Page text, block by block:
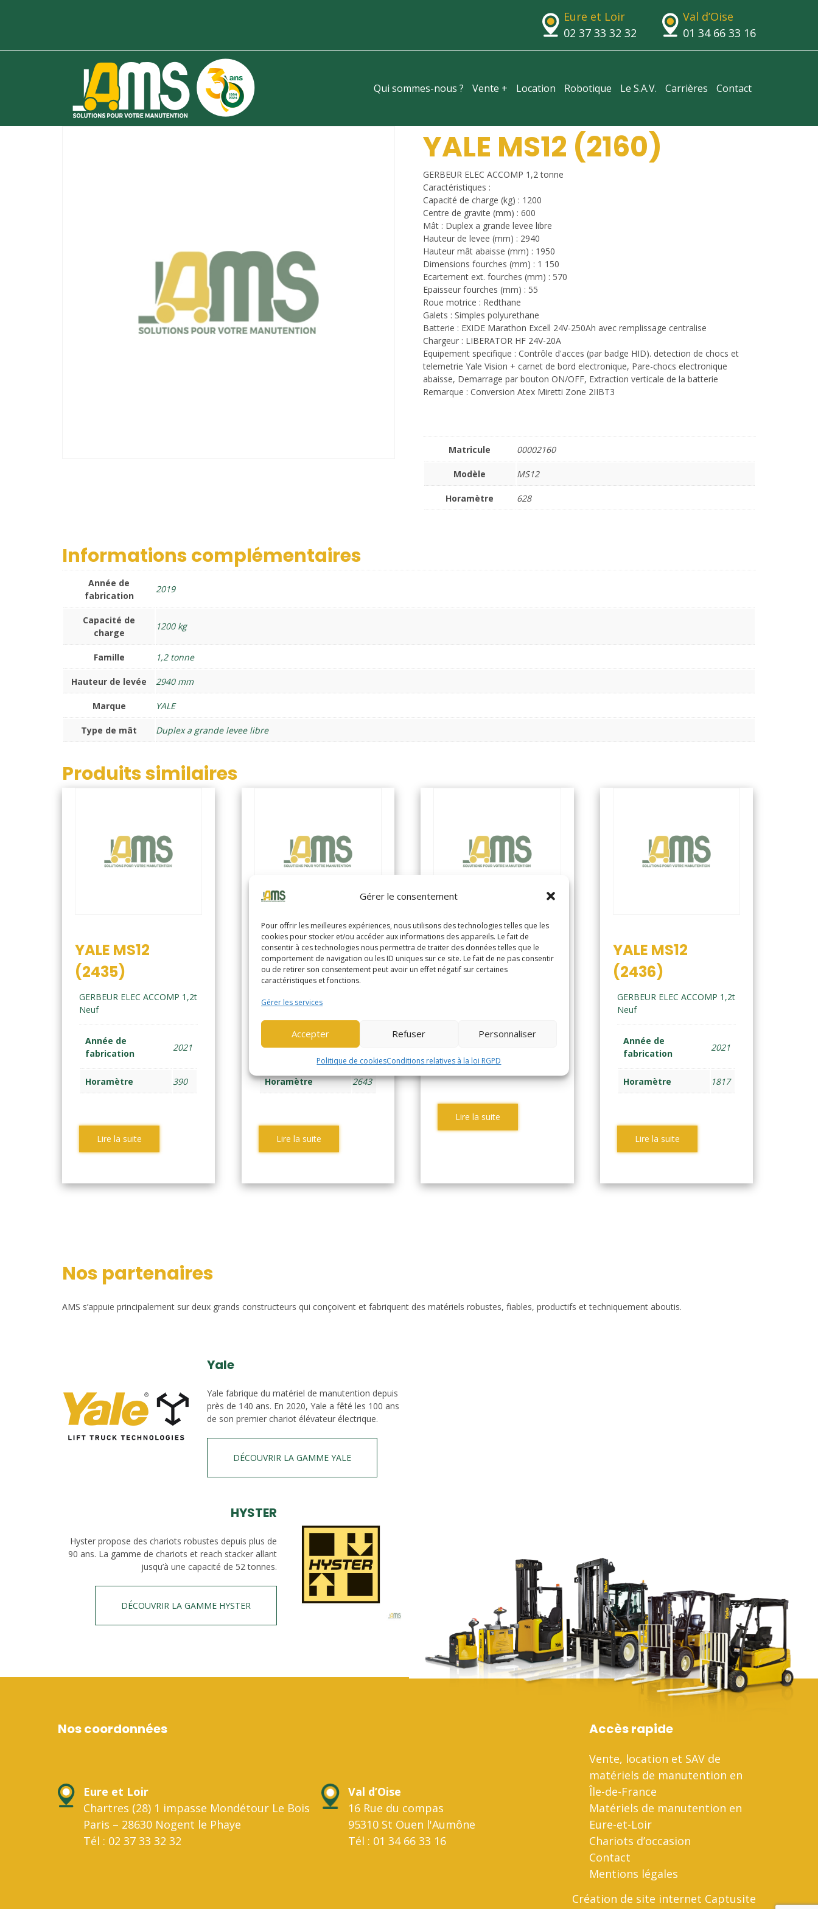
Gérer le consentement
Pour offrir les meilleures expériences, nous utilisons des technologies telles que les
cookies pour stocker et/ou accéder aux informations des appareils. Le fait de
consentir à ces technologies nous permettra de traiter des données telles que le
comportement de navigation ou les ID uniques sur ce site. Le fait de ne pas consentir
ou de retirer son consentement peut avoir un effet négatif sur certaines
caractéristiques et fonctions.
Gérer les services
Accepter Refuser Personnaliser
Politique de cookiesConditions relatives à la loi RGPD
Eure et Loir
02 37 33 32 32
Val d’Oise
01 34 66 33 16
Qui sommes-nous ? Vente + Location Robotique Le S.A.V. Carrières Contact
YALE MS12 (2160)
GERBEUR ELEC ACCOMP 1,2 tonne
Caractéristiques :
Capacité de charge (kg) : 1200
Centre de gravite (mm) : 600
Mât : Duplex a grande levee libre
Hauteur de levee (mm) : 2940
Hauteur mât abaisse (mm) : 1950
Dimensions fourches (mm) : 1 150
Ecartement ext. fourches (mm) : 570
Epaisseur fourches (mm) : 55
Roue motrice : Redthane
Galets : Simples polyurethane
Batterie : EXIDE Marathon Excell 24V-250Ah avec remplissage centralise
Chargeur : LIBERATOR HF 24V-20A
Equipement specifique : Contrôle d'acces (par badge HID). detection de chocs et
telemetrie Yale Vision + carnet de bord electronique, Pare-chocs electronique
abaisse, Demarrage par bouton ON/OFF, Extraction verticale de la batterie
Remarque : Conversion Atex Miretti Zone 2IIBT3
Matricule 00002160
Modèle MS12
Horamètre 628
Informations complémentaires
Année de
fabrication
2019
Capacité de
charge
1200 kg
Famille 1,2 tonne
Hauteur de levée 2940 mm
Marque YALE
Type de mât Duplex a grande levee libre
Produits similaires
YALE MS12
(2435)
GERBEUR ELEC ACCOMP 1,2t
Neuf
Année de
fabrication
2021
Horamètre 390
Lire la suite
STILL EXV12
(2624)
GERBEUR ELEC ACCOMP 1,2
tonne
Année de
2009
Horamètre 2643
Lire la suite
YALE MS12 (1387)
GERBEUR ELEC ACCOMP 1,2
fabrication
Horamètre
Lire la suite
YALE MS12
(2436)
GERBEUR ELEC ACCOMP 1,2t
Neuf
Année de
fabrication
2021
Horamètre 1817
Lire la suite
Nos partenaires
AMS s’appuie principalement sur deux grands constructeurs qui conçoivent et fabriquent des matériels robustes, fiables, productifs et techniquement aboutis.
Yale
Yale fabrique du matériel de manutention depuis
près de 140 ans. En 2020, Yale a fêté les 100 ans
de son premier chariot élévateur électrique.
DÉCOUVRIR LA GAMME YALE
HYSTER
Hyster propose des chariots robustes depuis plus de
90 ans. La gamme de chariots et reach stacker allant
jusqu’à une capacité de 52 tonnes.
DÉCOUVRIR LA GAMME HYSTER
Nos coordonnées
Eure et Loir
Chartres (28) 1 impasse Mondétour Le Bois
Paris – 28630 Nogent le Phaye
Tél : 02 37 33 32 32
Val d’Oise
16 Rue du compas
95310 St Ouen l'Aumône
Tél : 01 34 66 33 16
Accès rapide
Vente, location et SAV de
matériels de manutention en
Île-de-France
Matériels de manutention en
Eure-et-Loir
Chariots d’occasion
Contact
Mentions légales
Création de site internet Captusite